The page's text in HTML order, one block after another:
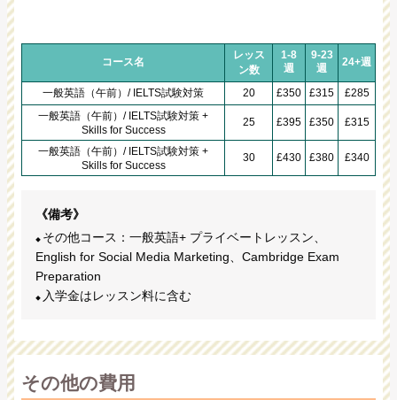
コース名
レッス
ン数
1-8
週
9-23
週
24+週
一般英語（午前）/ IELTS試験対策 20 £350 £315
£285
一般英語（午前）/ IELTS試験対策 +
Skills for Success
25 £395 £350 £315
一般英語（午前）/ IELTS試験対策 +
Skills for Success
30 £430 £380 £340
《備考》
その他コース：一般英語+ プライベートレッスン、
English for Social Media Marketing、Cambridge Exam
Preparation
入学金はレッスン料に含む
その他の費用